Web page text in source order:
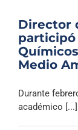
Director
participó
Medio
Durante
académico [...]